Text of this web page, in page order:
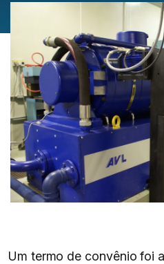
Um termo de convênio foi